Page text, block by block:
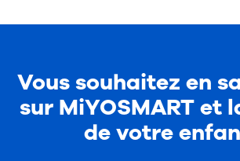
Vous souhaitez en
sur MiYOSMART et
de votre